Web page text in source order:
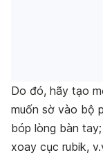
Do đó, hãy tạo
muốn sờ vào bộ
bóp lòng bàn
xoay cục rubik,